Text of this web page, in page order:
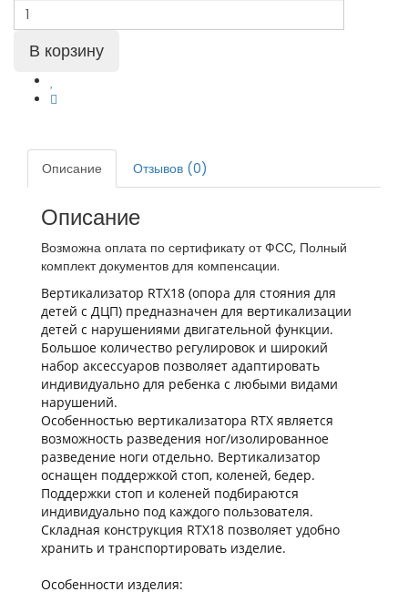
Описание Отзывов (0)
Описание
Возможна оплата по сертификату от ФСС, Полный
комплект документов для компенсации.
Вертикализатор RTX18 (опора для стояния для
детей с ДЦП) предназначен для вертикализации
детей с нарушениями двигательной функции.
Большое количество регулировок и широкий
набор аксессуаров позволяет адаптировать
индивидуально для ребенка с любыми видами
нарушений.
Особенностью вертикализатора RTX является
возможность разведения ног/изолированное
разведение ноги отдельно. Вертикализатор
оснащен поддержкой стоп, коленей, бедер.
Поддержки стоп и коленей подбираются
индивидуально под каждого пользователя.
Складная конструкция RTX18 позволяет удобно
хранить и транспортировать изделие.
Особенности изделия: